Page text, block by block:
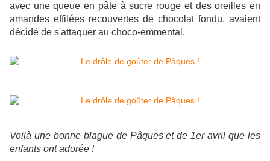
avec une queue en pâte à sucre rouge et des oreilles en
amandes effilées recouvertes de chocolat fondu, avaient
décidé de s'attaquer au choco-emmental.
Voilà une bonne blague de Pâques et de 1er avril que les
enfants ont adorée !